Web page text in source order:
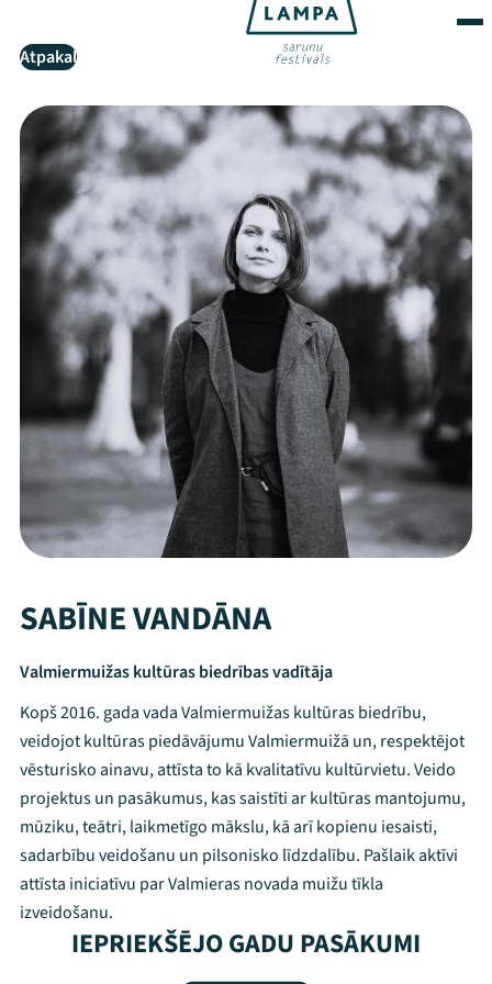
Mana programma
Atpakaļ
SABĪNE VANDĀNA
Valmiermuižas kultūras biedrības vadītāja
Kopš 2016. gada vada Valmiermuižas kultūras biedrību,
veidojot kultūras piedāvājumu Valmiermuižā un, respektējot
vēsturisko ainavu, attīsta to kā kvalitatīvu kultūrvietu. Veido
projektus un pasākumus, kas saistīti ar kultūras mantojumu,
mūziku, teātri, laikmetīgo mākslu, kā arī kopienu iesaisti,
sadarbību veidošanu un pilsonisko līdzdalību. Pašlaik aktīvi
attīsta iniciatīvu par Valmieras novada muižu tīkla
izveidošanu.
IEPRIEKŠĒJO GADU PASĀKUMI